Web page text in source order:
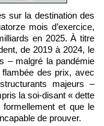
mois d’exercice,
en 2025. À titre
de 2019 à 2024, le
– malgré la pandémie
des prix, avec
majeurs –
la soi-disant « dette
formellement et que le
de prouver.